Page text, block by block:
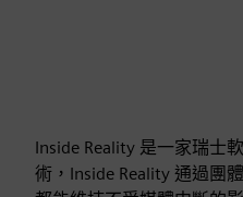
Inside Reality 是一家瑞士
術，Inside Reality 通過團